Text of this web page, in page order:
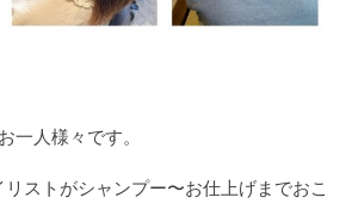
一人様々です。
ストがシャンプー〜お仕上げまでおこ